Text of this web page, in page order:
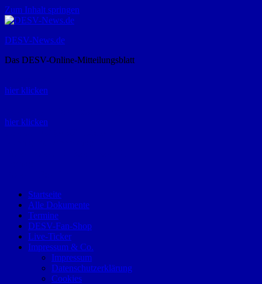
Zum Inhalt springen
DESV-News.de
Das DESV-Online-Mitteilungsblatt
hier klicken
hier klicken
Startseite
Alle Dokumente
Termine
DESV-Fan-Shop
Live-Ticker
Impressum & Co.
Impressum
Datenschutzerklärung
Cookies